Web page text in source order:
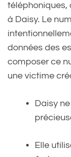
téléphoniques,
à Daisy. Le
données des
composer ce
une victime
Daisy
Elle